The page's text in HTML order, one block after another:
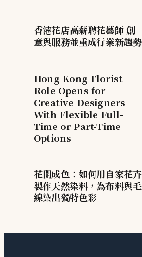
香港花店高薪聘花藝師 創
意與服務並重成行業新趨勢
Hong Kong Florist
Role Opens for
Creative Designers
With Flexible Full-
Time or Part-Time
Options
花開成色：如何用自家花卉
製作天然染料，為布料與毛
線染出獨特色彩